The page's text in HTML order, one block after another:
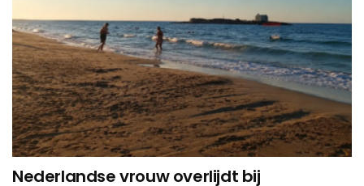
Nederlandse vrouw overlijdt bij